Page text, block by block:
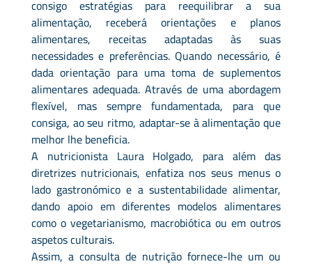
consigo estratégias para reequilibrar a sua
alimentação, receberá orientações e planos
alimentares, receitas adaptadas às suas
necessidades e preferências. Quando necessário, é
dada orientação para uma toma de suplementos
alimentares adequada. Através de uma abordagem
flexível, mas sempre fundamentada, para que
consiga, ao seu ritmo, adaptar-se à alimentação que
melhor lhe beneficia.
A nutricionista Laura Holgado, para além das
diretrizes nutricionais, enfatiza nos seus menus o
lado gastronómico e a sustentabilidade alimentar,
dando apoio em diferentes modelos alimentares
como o vegetarianismo, macrobiótica ou em outros
aspetos culturais.
Assim, a consulta de nutrição fornece-lhe um ou